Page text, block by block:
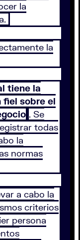
la
la
tiene la
fiel sobre el
. Se
todas
la
normas
a cabo la
criterios
persona